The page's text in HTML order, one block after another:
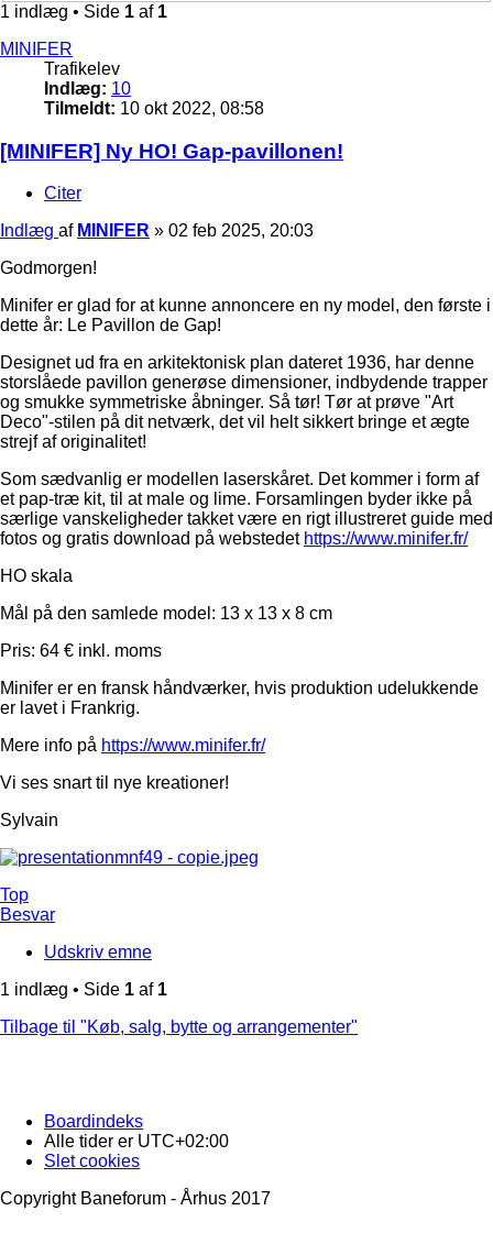
1 indlæg • Side 1 af 1
MINIFER
Trafikelev
Indlæg: 10
Tilmeldt: 10 okt 2022, 08:58
[MINIFER] Ny HO! Gap-pavillonen!
Citer
Indlæg af MINIFER » 02 feb 2025, 20:03
Godmorgen!
Minifer er glad for at kunne annoncere en ny model, den første i
dette år: Le Pavillon de Gap!
Designet ud fra en arkitektonisk plan dateret 1936, har denne
storslåede pavillon generøse dimensioner, indbydende trapper
og smukke symmetriske åbninger. Så tør! Tør at prøve "Art
Deco"-stilen på dit netværk, det vil helt sikkert bringe et ægte
strejf af originalitet!
Som sædvanlig er modellen laserskåret. Det kommer i form af
et pap-træ kit, til at male og lime. Forsamlingen byder ikke på
særlige vanskeligheder takket være en rigt illustreret guide med
fotos og gratis download på webstedet https://www.minifer.fr/
HO skala
Mål på den samlede model: 13 x 13 x 8 cm
Pris: 64 € inkl. moms
Minifer er en fransk håndværker, hvis produktion udelukkende
er lavet i Frankrig.
Mere info på https://www.minifer.fr/
Vi ses snart til nye kreationer!
Sylvain
Top
Besvar
Udskriv emne
1 indlæg • Side 1 af 1
Tilbage til "Køb, salg, bytte og arrangementer"
Boardindeks
Alle tider er UTC+02:00
Slet cookies
Copyright Baneforum - Århus 2017